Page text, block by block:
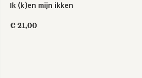
Ik (k)en mijn ikken
€ 21,00